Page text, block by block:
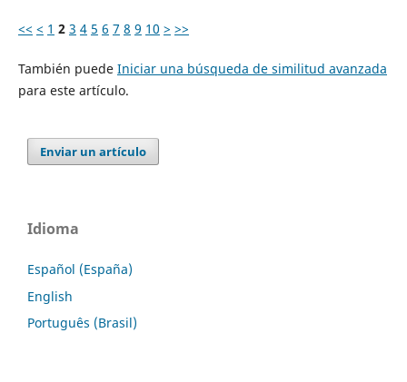
<< < 1 2 3 4 5 6 7 8 9 10 > >>
También puede Iniciar una búsqueda de similitud avanzada
para este artículo.
Enviar un artículo
Idioma
Español (España)
English
Português (Brasil)